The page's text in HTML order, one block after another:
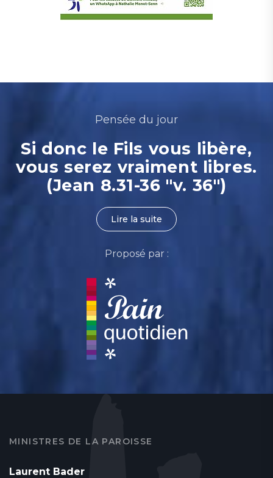
Pensée du jour
Si donc le Fils vous libère,
vous serez vraiment libres.
(Jean 8.31-36 "v. 36")
Lire la suite
Proposé par :
MINISTRES DE LA PAROISSE
Laurent Bader